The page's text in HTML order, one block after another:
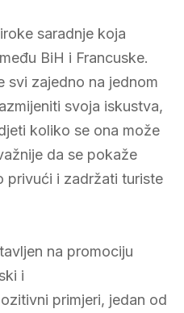
saradnje koja
BiH i Francuske.
svi zajedno na jednom
svoja iskustva,
koliko se ona može
da se pokaže
privući i zadržati turiste
na promociju
i
primjeri, jedan od